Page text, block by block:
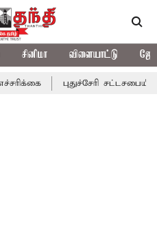
சினிமா விளையாட்டு
புதுச்சேரி சட்டசபையில் வரும்